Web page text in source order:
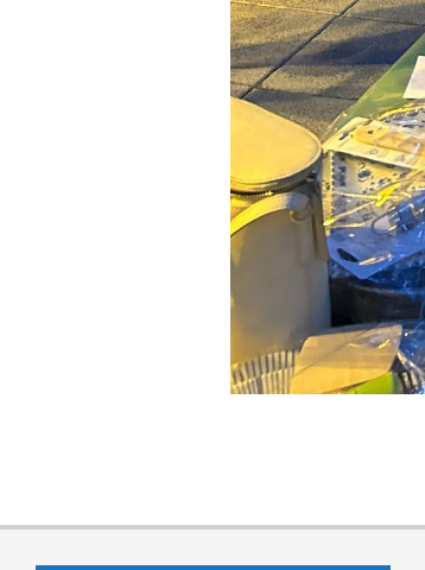
08-